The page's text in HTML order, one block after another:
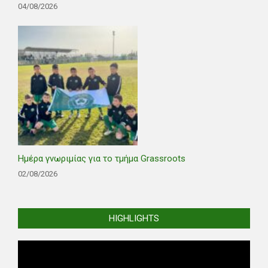
04/08/2026
Ημέρα γνωριμίας για το τμήμα Grassroots
02/08/2026
HIGHLIGHTS